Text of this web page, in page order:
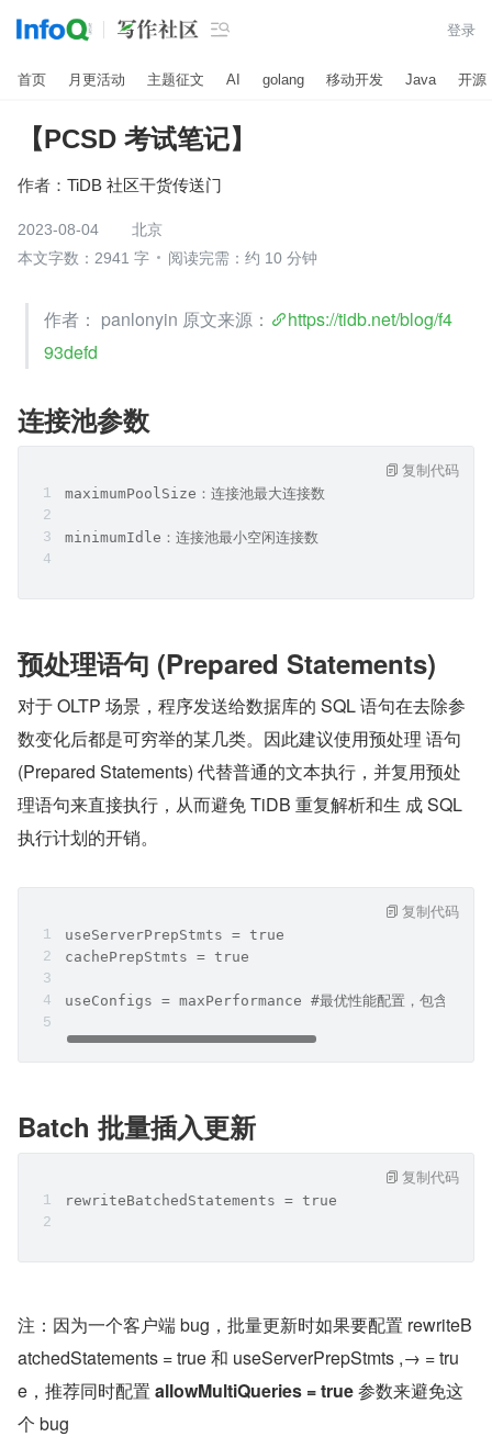
 登录
首页 月更活动 主题征文 AI golang 移动开发 Java 开源
【PCSD 考试笔记】
作者： TiDB 社区干货传送门
2023-08-04
北京
本文字数：2941 字
阅读完需：约 10 分钟
作者： panlonyin 原文来源：
https://tidb.net/blog/f4
93defd
连接池参数
maximumPoolSize：连接池最大连接数
minimumIdle：连接池最小空闲连接数
复制代码
预处理语句 (Prepared Statements)
对于 OLTP 场景，程序发送给数据库的 SQL 语句在去除参
数变化后都是可穷举的某几类。因此建议使用预处理 语句
(Prepared Statements) 代替普通的文本执行，并复用预处
理语句来直接执行，从而避免 TiDB 重复解析和生 成 SQL
执行计划的开销。
useServerPrepStmts = true
cachePrepStmts = true
useConfigs = maxPerformance #最优性能配置，包含
复制代码
Batch 批量插入更新
rewriteBatchedStatements = true
复制代码
注：因为一个客户端 bug，批量更新时如果要配置 rewriteB
atchedStatements = true 和 useServerPrepStmts ,→ = tru
e，推荐同时配置 allowMultiQueries = true 参数来避免这
个 bug